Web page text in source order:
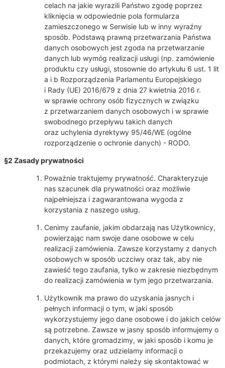
celach na jakie wyrazili Państwo zgodę poprzez
kliknięcia w odpowiednie pola formularza
zamieszczonego w Serwisie lub w inny wyraźny
sposób. Podstawą prawną przetwarzania Państwa
danych osobowych jest zgoda na przetwarzanie
danych lub wymóg realizacji usługi (np. zamówienie
produktu czy usługi, stosownie do artykułu 6 ust. 1 lit
a i b Rozporządzenia Parlamentu Europejskiego
i Rady (UE) 2016/679 z dnia 27 kwietnia 2016 r.
w sprawie ochrony osób fizycznych w związku
z przetwarzaniem danych osobowych i w sprawie
swobodnego przepływu takich danych
oraz uchylenia dyrektywy 95/46/WE (ogólne
rozporządzenie o ochronie danych) - RODO.
§2 Zasady prywatności
Poważnie traktujemy prywatność. Charakteryzuje
nas szacunek dla prywatności oraz możliwie
najpełniejsza i zagwarantowana wygoda z
korzystania z naszego usług.
Cenimy zaufanie, jakim obdarzają nas Użytkownicy,
powierzając nam swoje dane osobowe w celu
realizacji zamówienia. Zawsze korzystamy z danych
osobowych w sposób uczciwy oraz tak, aby nie
zawieść tego zaufania, tylko w zakresie niezbędnym
do realizacji zamówienia w tym jego przetwarzania.
Użytkownik ma prawo do uzyskania jasnych i
pełnych informacji o tym, w jaki sposób
wykorzystujemy jego dane osobowe i do jakich celów
są potrzebne. Zawsze w jasny sposób informujemy o
danych, które gromadzimy, w jaki sposób i komu je
przekazujemy oraz udzielamy informacji o
podmiotach, z którymi należy się skontaktować w